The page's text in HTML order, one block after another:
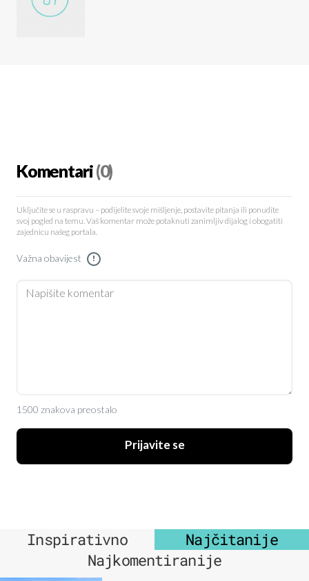
Komentari(0)
Uključite se u raspravu – podijelite svoje mišljenje, postavite pitanja ili ponudite
svoj pogled na temu. Vaš komentar može potaknuti zanimljiv dijalog i obogatiti
zajednicu našeg portala.
Važna obavijest !
1500 znakova preostalo
Prijavite se
Inspirativno
Najčitanije
Najkomentiranije